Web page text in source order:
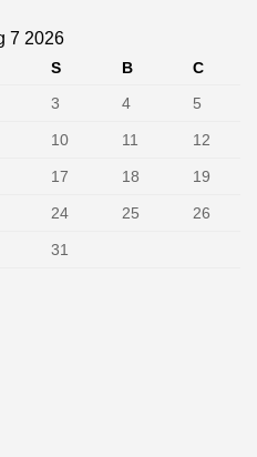
7 2026
S B
C
3 4 5
10 11 12
17 18 19
24 25 26
31